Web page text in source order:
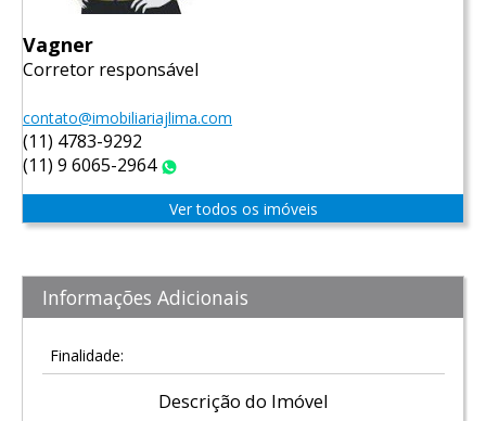
Vagner
Corretor responsável
contato@imobiliariajlima.com
(11) 4783-9292
(11) 9 6065-2964
Ver todos os imóveis
Informações Adicionais
Finalidade:
Descrição do Imóvel